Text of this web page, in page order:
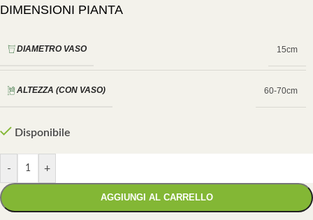
DIMENSIONI PIANTA
DIAMETRO VASO 15cm
ALTEZZA (CON VASO) 60-70cm
Disponibile
- +
AGGIUNGI AL CARRELLO